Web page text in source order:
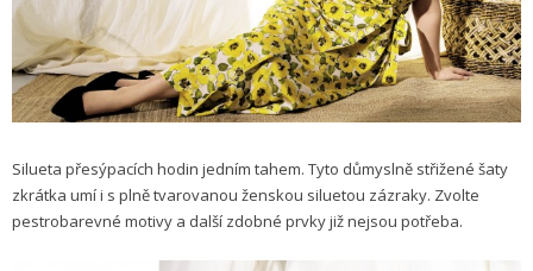
Silueta přesýpacích hodin jedním tahem. Tyto důmyslně střižené šaty
zkrátka umí i s plně tvarovanou ženskou siluetou zázraky. Zvolte
pestrobarevné motivy a další zdobné prvky již nejsou potřeba.